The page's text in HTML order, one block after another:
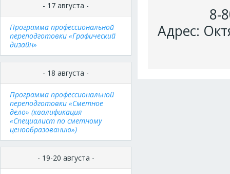
- 17 августа -
Программа профессиональной
переподготовки «Графический
дизайн»
- 18 августа -
Программа профессиональной
переподготовки «Сметное
дело» (квалификация
«Специалист по сметному
ценообразованию»)
- 19-20 августа -
8-
Адрес: